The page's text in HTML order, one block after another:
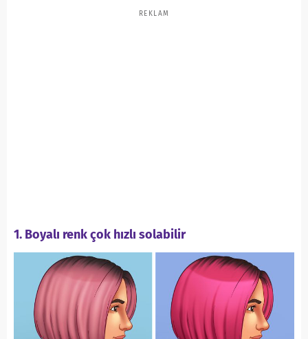
REKLAM
1. Boyalı renk çok hızlı solabilir